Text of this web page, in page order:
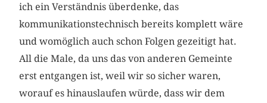
ich ein Verständnis überdenke, das
kommunikationstechnisch bereits komplett wäre
und womöglich auch schon Folgen gezeitigt hat.
All die Male, da uns das von anderen Gemeinte
erst entgangen ist, weil wir so sicher waren,
worauf es hinauslaufen würde, dass wir dem